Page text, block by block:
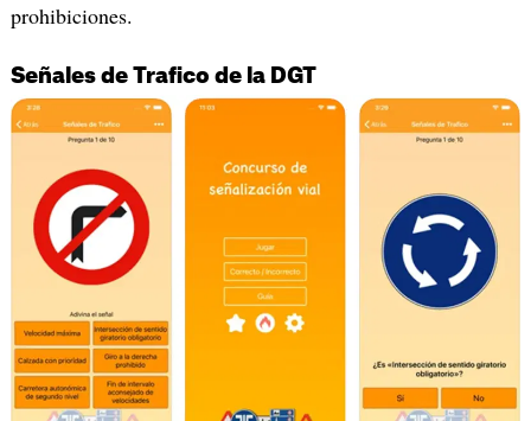
prohibiciones.
Señales de Trafico de la DGT